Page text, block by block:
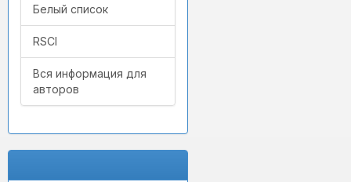
Белый список
RSCI
Вся информация для
авторов